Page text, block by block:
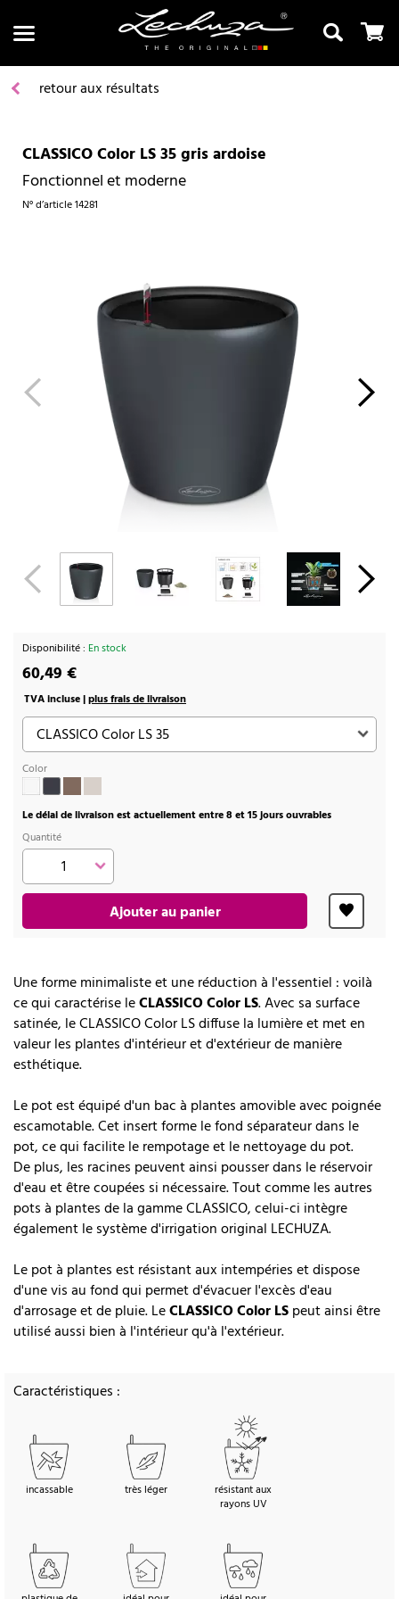
Recherche
retour aux résultats
CLASSICO Color LS 35 gris ardoise
Fonctionnel et moderne
N° d’article14281
Disponibilité : En stock
60,49 €
TVA incluse |plus frais de livraison
Color
Le délai de livraison est actuellement entre 8 et 15 jours ouvrables
Quantité
Ajouter au panier
Une forme minimaliste et une réduction à l'essentiel : voilà
ce qui caractérise leCLASSICO Color LS. Avec sa surface
satinée, le CLASSICO Color LS diffuse la lumière et met en
valeur les plantes d'intérieur et d'extérieur de manière
esthétique.
Le pot est équipé d'un bac à plantes amovible avec poignée
escamotable. Cet insert forme le fond séparateur dans le
pot, ce qui facilite le rempotage et le nettoyage du pot.
De plus, les racines peuvent ainsi pousser dans le réservoir
d'eau et être coupées si nécessaire. Tout comme les autres
pots à plantes de la gamme CLASSICO, celui-ci intègre
également le système d'irrigation original LECHUZA.
Le pot à plantes est résistant aux intempéries et dispose
d'une vis au fond qui permet d'évacuer l'excès d'eau
d'arrosage et de pluie. LeCLASSICO Color LSpeut ainsi être
utilisé aussi bien à l'intérieur qu'à l'extérieur.
Caractéristiques :
incassable très léger
résistant aux
rayons UV